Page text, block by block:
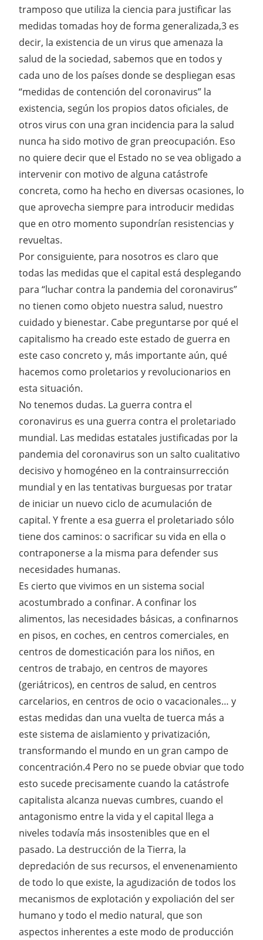
tramposo que utiliza la ciencia para justificar las
medidas tomadas hoy de forma generalizada,3 es
decir, la existencia de un virus que amenaza la
salud de la sociedad, sabemos que en todos y
cada uno de los países donde se despliegan esas
“medidas de contención del coronavirus” la
existencia, según los propios datos oficiales, de
otros virus con una gran incidencia para la salud
nunca ha sido motivo de gran preocupación. Eso
no quiere decir que el Estado no se vea obligado a
intervenir con motivo de alguna catástrofe
concreta, como ha hecho en diversas ocasiones, lo
que aprovecha siempre para introducir medidas
que en otro momento supondrían resistencias y
revueltas.
Por consiguiente, para nosotros es claro que
todas las medidas que el capital está desplegando
para “luchar contra la pandemia del coronavirus”
no tienen como objeto nuestra salud, nuestro
cuidado y bienestar. Cabe preguntarse por qué el
capitalismo ha creado este estado de guerra en
este caso concreto y, más importante aún, qué
hacemos como proletarios y revolucionarios en
esta situación.
No tenemos dudas. La guerra contra el
coronavirus es una guerra contra el proletariado
mundial. Las medidas estatales justificadas por la
pandemia del coronavirus son un salto cualitativo
decisivo y homogéneo en la contrainsurrección
mundial y en las tentativas burguesas por tratar
de iniciar un nuevo ciclo de acumulación de
capital. Y frente a esa guerra el proletariado sólo
tiene dos caminos: o sacrificar su vida en ella o
contraponerse a la misma para defender sus
necesidades humanas.
Es cierto que vivimos en un sistema social
acostumbrado a confinar. A confinar los
alimentos, las necesidades básicas, a confinarnos
en pisos, en coches, en centros comerciales, en
centros de domesticación para los niños, en
centros de trabajo, en centros de mayores
(geriátricos), en centros de salud, en centros
carcelarios, en centros de ocio o vacacionales… y
estas medidas dan una vuelta de tuerca más a
este sistema de aislamiento y privatización,
transformando el mundo en un gran campo de
concentración.4 Pero no se puede obviar que todo
esto sucede precisamente cuando la catástrofe
capitalista alcanza nuevas cumbres, cuando el
antagonismo entre la vida y el capital llega a
niveles todavía más insostenibles que en el
pasado. La destrucción de la Tierra, la
depredación de sus recursos, el envenenamiento
de todo lo que existe, la agudización de todos los
mecanismos de explotación y expoliación del ser
humano y todo el medio natural, que son
aspectos inherentes a este modo de producción